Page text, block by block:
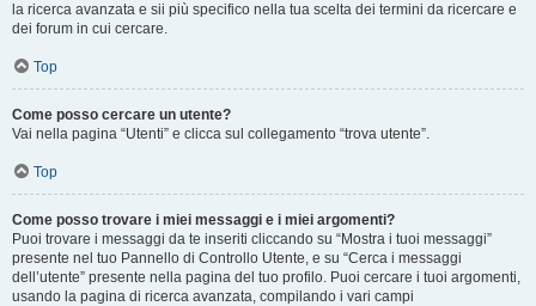
la ricerca avanzata e sii più specifico nella tua scelta dei termini da ricercare e
dei forum in cui cercare.
Top
Come posso cercare un utente?
Vai nella pagina “Utenti” e clicca sul collegamento “trova utente”.
Top
Come posso trovare i miei messaggi e i miei argomenti?
Puoi trovare i messaggi da te inseriti cliccando su “Mostra i tuoi messaggi”
presente nel tuo Pannello di Controllo Utente, e su “Cerca i messaggi
dell’utente” presente nella pagina del tuo profilo. Puoi cercare i tuoi argomenti,
usando la pagina di ricerca avanzata, compilando i vari campi